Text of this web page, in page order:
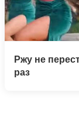
Ржу не
раз